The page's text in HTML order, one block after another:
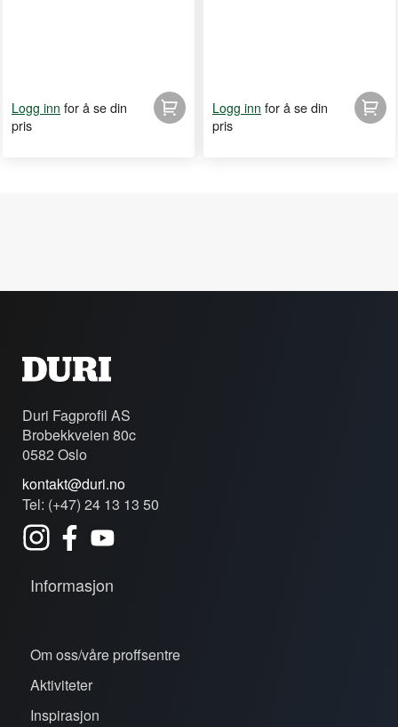
Logg inn for å se din
pris
Logg inn for å se din
pris
Duri Fagprofil AS
Brobekkveien 80c
0582 Oslo
kontakt@duri.no
Tel: (+47) 24 13 13 50
Informasjon
Om oss/våre proffsentre
Aktiviteter
Inspirasjon